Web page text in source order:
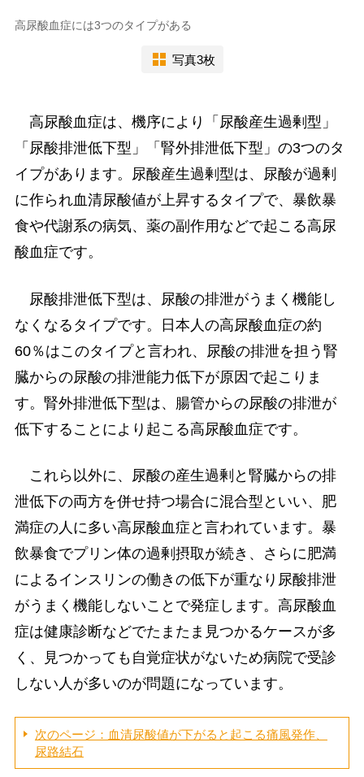
高尿酸血症には3つのタイプがある
写真3枚
高尿酸血症は、機序により「尿酸産生過剰型」
「尿酸排泄低下型」「腎外排泄低下型」の3つのタ
イプがあります。尿酸産生過剰型は、尿酸が過剰
に作られ血清尿酸値が上昇するタイプで、暴飲暴
食や代謝系の病気、薬の副作用などで起こる高尿
酸血症です。
尿酸排泄低下型は、尿酸の排泄がうまく機能し
なくなるタイプです。日本人の高尿酸血症の約
60％はこのタイプと言われ、尿酸の排泄を担う腎
臓からの尿酸の排泄能力低下が原因で起こりま
す。腎外排泄低下型は、腸管からの尿酸の排泄が
低下することにより起こる高尿酸血症です。
これら以外に、尿酸の産生過剰と腎臓からの排
泄低下の両方を併せ持つ場合に混合型といい、肥
満症の人に多い高尿酸血症と言われています。暴
飲暴食でプリン体の過剰摂取が続き、さらに肥満
によるインスリンの働きの低下が重なり尿酸排泄
がうまく機能しないことで発症します。高尿酸血
症は健康診断などでたまたま見つかるケースが多
く、見つかっても自覚症状がないため病院で受診
しない人が多いのが問題になっています。
次のページ：血清尿酸値が下がると起こる痛風発作、
尿路結石